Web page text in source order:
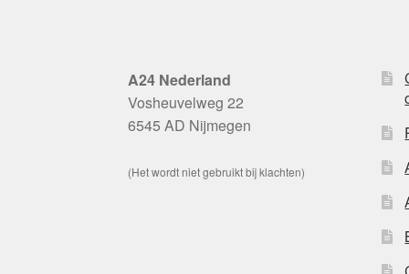
A24 Nederland
Vosheuvelweg 22
6545 AD Nijmegen
(Het wordt niet gebruikt bij klachten)